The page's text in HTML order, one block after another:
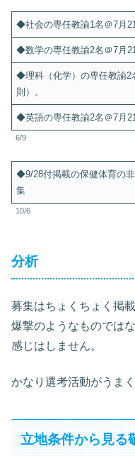
◆社会の専任教諭1名＠7月
◆数学の専任教諭2名＠7月
◆理科（化学）の専任教諭
則）。
◆英語の専任教諭2名＠7月
6/9
◆9/28付掲載の保健体育の
集
10/6
分析
募集はちょくちょく掲
爆撃のようなものでは
感じはしません。
かなり選考活動がうま
立地条件から見る